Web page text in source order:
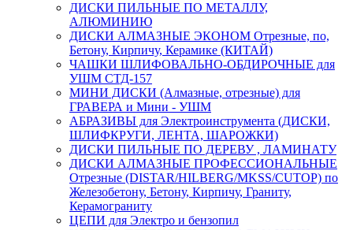
ДИСКИ ПИЛЬНЫЕ ПО МЕТАЛЛУ,
АЛЮМИНИЮ
ДИСКИ АЛМАЗНЫЕ ЭКОНОМ Отрезные, по,
Бетону, Кирпичу, Керамике (КИТАЙ)
ЧАШКИ ШЛИФОВАЛЬНО-ОБДИРОЧНЫЕ для
УШМ СТД-157
МИНИ ДИСКИ (Алмазные, отрезные) для
ГРАВЕРА и Мини - УШМ
АБРАЗИВЫ для Электроинструмента (ДИСКИ,
ШЛИФКРУГИ, ЛЕНТА, ШАРОЖКИ)
ДИСКИ ПИЛЬНЫЕ ПО ДЕРЕВУ , ЛАМИНАТУ
ДИСКИ АЛМАЗНЫЕ ПРОФЕССИОНАЛЬНЫЕ
Отрезные (DISTAR/HILBERG/MKSS/CUTOP) по
Железобетону, Бетону, Кирпичу, Граниту,
Керамограниту
ЦЕПИ для Электро и бензопил